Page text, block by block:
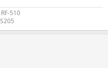
510